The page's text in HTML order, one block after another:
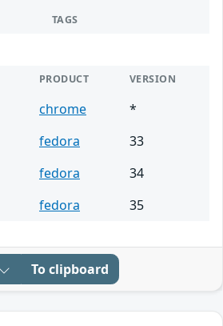
TAGS
PRODUCT VERSION
chrome
*
fedora
33
fedora
34
fedora 35
To clipboard